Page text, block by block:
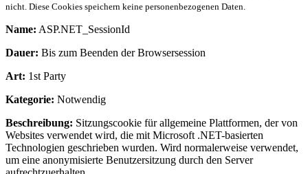
nicht. Diese Cookies speichern keine personenbezogenen Daten.
Name: ASP.NET_SessionId
Dauer: Bis zum Beenden der Browsersession
Art: 1st Party
Kategorie: Notwendig
Beschreibung: Sitzungscookie für allgemeine Plattformen, der von
Websites verwendet wird, die mit Microsoft .NET-basierten
Technologien geschrieben wurden. Wird normalerweise verwendet,
um eine anonymisierte Benutzersitzung durch den Server